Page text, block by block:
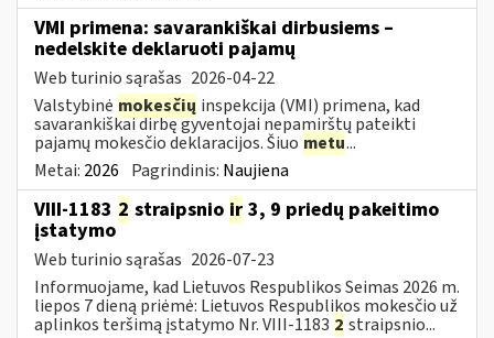
VMI primena: savarankiškai dirbusiems –
nedelskite deklaruoti pajamų
Web turinio sąrašas 2026-04-22
Valstybinė mokesčių inspekcija (VMI) primena, kad
savarankiškai dirbę gyventojai nepamirštų pateikti
pajamų mokesčio deklaracijos. Šiuo metu...
Metai: 2026 Pagrindinis: Naujiena
VIII-1183 2 straipsnio ir 3, 9 priedų pakeitimo
įstatymo
Web turinio sąrašas 2026-07-23
Informuojame, kad Lietuvos Respublikos Seimas 2026 m.
liepos 7 dieną priėmė: Lietuvos Respublikos mokesčio už
aplinkos teršimą įstatymo Nr. VIII-1183 2 straipsnio...